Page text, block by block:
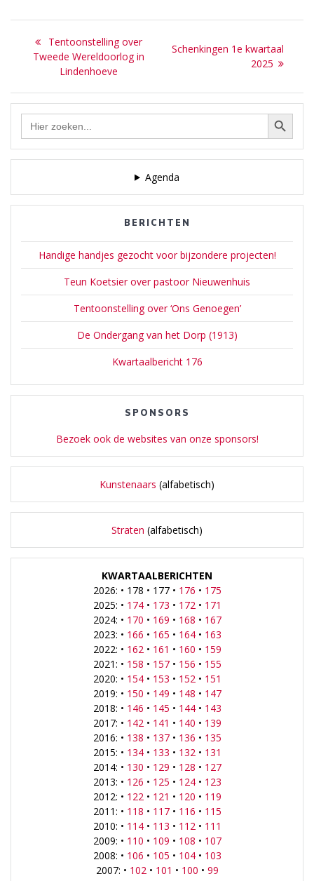
Bericht
navigatie
Previous
post:
Tentoonstelling over
Tweede Wereldoorlog in
Lindenhoeve
Next
Schenkingen 1e kwartaal
2025
Zoek Zoekknop
Agenda
BERICHTEN
Handige handjes gezocht voor bijzondere projecten!
Teun Koetsier over pastoor Nieuwenhuis
Tentoonstelling over ‘Ons Genoegen’
De Ondergang van het Dorp (1913)
Kwartaalbericht 176
SPONSORS
Bezoek ook de websites van onze sponsors!
Kunstenaars (alfabetisch)
Straten (alfabetisch)
KWARTAALBERICHTEN
2026: • 178 • 177 • 176 • 175
2025: • 174• 173 • 172 • 171
2024: • 170 • 169 • 168 • 167
2023: • 166 • 165 • 164• 163
2022: • 162 • 161 • 160 • 159
2021: • 158 • 157• 156 • 155
2020: • 154• 153 • 152 • 151
2019: • 150 • 149 • 148 • 147
2018: • 146 • 145 • 144• 143
2017: • 142 • 141 • 140 • 139
2016: • 138 • 137• 136 • 135
2015: • 134• 133 • 132 • 131
2014: • 130 • 129 • 128 • 127
2013: • 126 • 125 • 124• 123
2012: • 122 • 121 • 120 • 119
2011: • 118 • 117• 116 • 115
2010: • 114• 113 • 112 • 111
2009: • 110 • 109 • 108 • 107
2008: • 106 • 105 • 104• 103
2007: • 102 • 101 • 100 • 99